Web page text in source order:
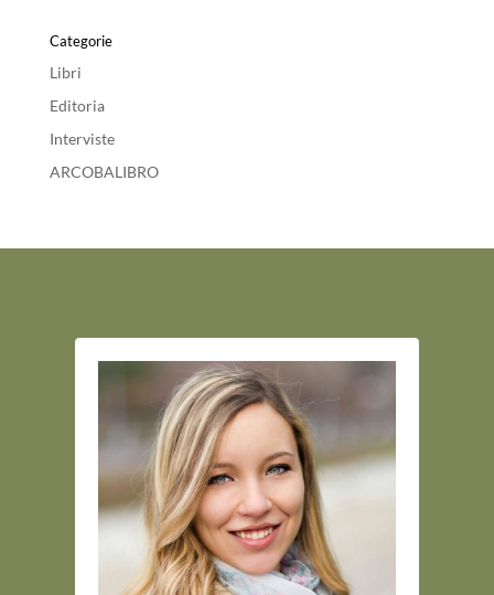
Categorie
Libri
Editoria
Interviste
ARCOBALIBRO